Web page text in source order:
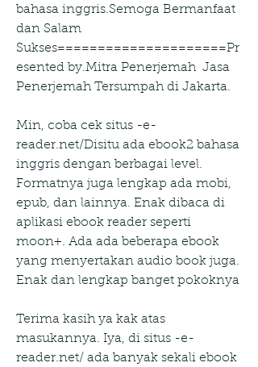
bahasa inggris.Semoga Bermanfaat
dan Salam
Sukses=====================Pr
esented by.Mitra Penerjemah  Jasa
Penerjemah Tersumpah di Jakarta.
Min, coba cek situs -e-
reader.net/Disitu ada ebook2 bahasa
inggris dengan berbagai level.
Formatnya juga lengkap ada mobi,
epub, dan lainnya. Enak dibaca di
aplikasi ebook reader seperti
moon+. Ada ada beberapa ebook
yang menyertakan audio book juga.
Enak dan lengkap banget pokoknya
Terima kasih ya kak atas
masukannya. Iya, di situs -e-
reader.net/ ada banyak sekali ebook